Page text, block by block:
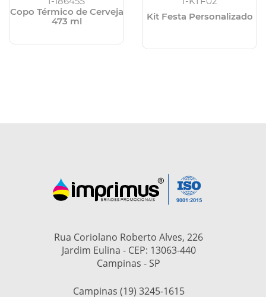
Copo Térmico de Cerveja
473 ml
Kit Festa Personalizado
Rua Coriolano Roberto Alves, 226
Jardim Eulina - CEP: 13063-440
Campinas - SP
Campinas (19) 3245-1615